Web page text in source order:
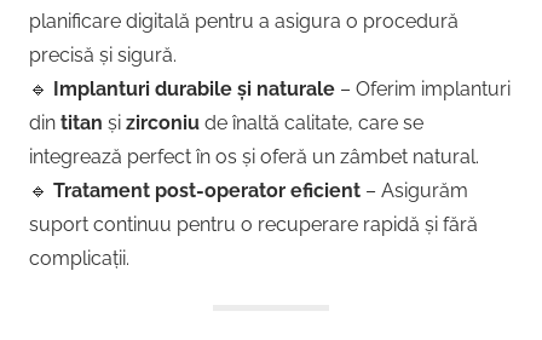
planificare digitală pentru a asigura o procedură
precisă și sigură.
🔹 Implanturi durabile și naturale – Oferim implanturi
din titan și zirconiu de înaltă calitate, care se
integrează perfect în os și oferă un zâmbet natural.
🔹 Tratament post-operator eficient – Asigurăm
suport continuu pentru o recuperare rapidă și fără
complicații.